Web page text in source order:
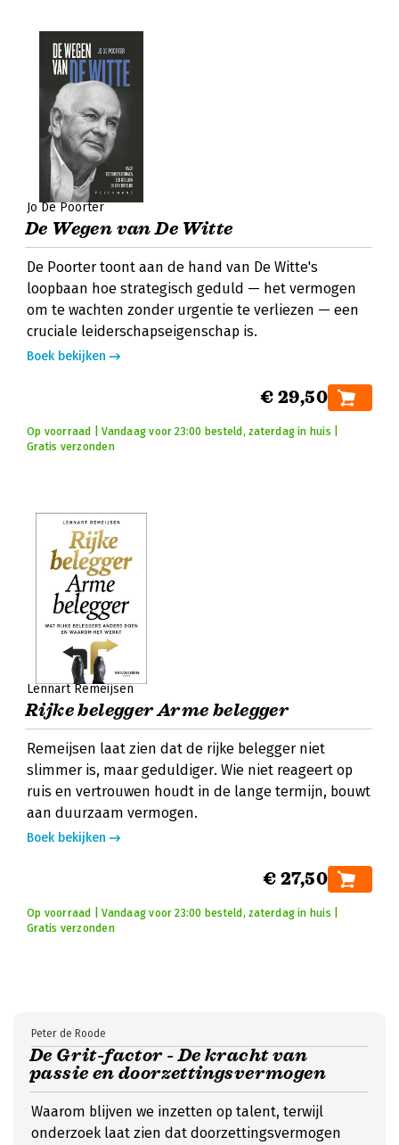
Jo De Poorter
De Wegen van De Witte
De Poorter toont aan de hand van De Witte's
loopbaan hoe strategisch geduld — het vermogen
om te wachten zonder urgentie te verliezen — een
cruciale leiderschapseigenschap is.
Boek bekijken
€ 29,50
Op voorraad | Vandaag voor 23:00 besteld, zaterdag in huis |
Gratis verzonden
Lennart Remeijsen
Rijke belegger Arme belegger
Remeijsen laat zien dat de rijke belegger niet
slimmer is, maar geduldiger. Wie niet reageert op
ruis en vertrouwen houdt in de lange termijn, bouwt
aan duurzaam vermogen.
Boek bekijken
€ 27,50
Op voorraad | Vandaag voor 23:00 besteld, zaterdag in huis |
Gratis verzonden
De Grit-factor - De kracht van
passie en doorzettingsvermogen
Peter de Roode
Waarom blijven we inzetten op talent, terwijl
onderzoek laat zien dat doorzettingsvermogen